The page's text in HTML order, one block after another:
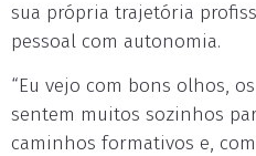
sua própria trajetória
pessoal com autonomia.
“Eu vejo com bons olhos,
sentem muitos sozinhos
caminhos formativos e,